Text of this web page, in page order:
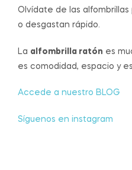
Olvídate de las
o desgastan rápido.
La alfombrilla ratón es
es comodidad, espacio y
Accede a nuestro BLOG
Síguenos en instagram